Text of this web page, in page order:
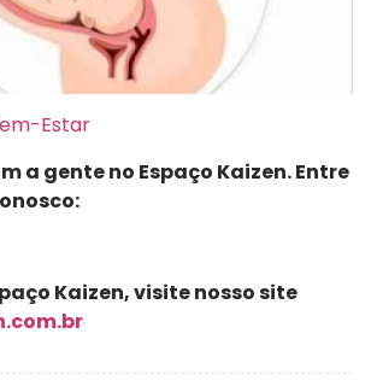
Estar
a gente no Espaço Kaizen. Entre
Kaizen, visite nosso site